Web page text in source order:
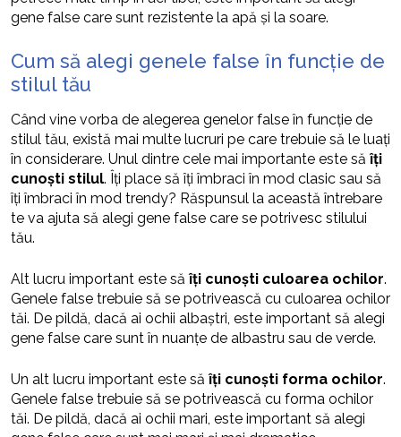
gene false care sunt rezistente la apă și la soare.
Cum să alegi genele false în funcție de
stilul tău
Când vine vorba de alegerea genelor false în funcție de
stilul tău, există mai multe lucruri pe care trebuie să le luați
în considerare. Unul dintre cele mai importante este săîți
cunoști stilul. Îți place să îți îmbraci în mod clasic sau să
îți îmbraci în mod trendy? Răspunsul la această întrebare
te va ajuta să alegi gene false care se potrivesc stilului
tău.
Alt lucru important este săîți cunoști culoarea ochilor.
Genele false trebuie să se potrivească cu culoarea ochilor
tăi. De pildă, dacă ai ochii albaștri, este important să alegi
gene false care sunt în nuanțe de albastru sau de verde.
Un alt lucru important este săîți cunoști forma ochilor.
Genele false trebuie să se potrivească cu forma ochilor
tăi. De pildă, dacă ai ochii mari, este important să alegi